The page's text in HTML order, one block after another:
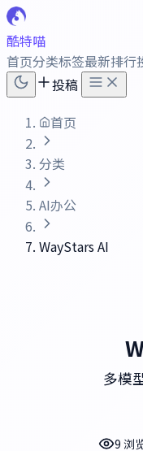
酷特喵
首页分类标签最新排行
投稿
首页
分类
AI办公
WayStars AI
多模
9 浏